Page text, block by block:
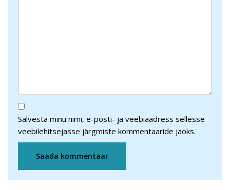
Salvesta minu nimi, e-posti- ja veebiaadress sellesse
veebilehitsejasse järgmiste kommentaaride jaoks.